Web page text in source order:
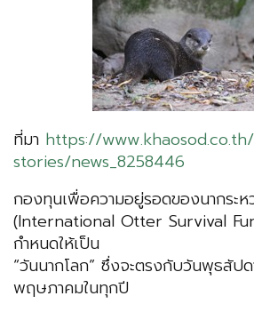
ที่มา https://
stories/news_8258446
กองทุนเพื่อความอยู่รอดของนากระห
(International Otter Survival
กำหนดให้เป็น
“วันนากโลก” ซึ่งจะตรงกับวันพุธสัป
พฤษภาคมในทุกปี